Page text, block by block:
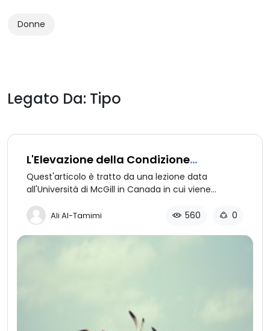
Donne
Legato Da: Tipo
L'Elevazione della Condizione
Femminile (2 di 5): Tra due Estremi
Quest'articolo è tratto da una lezione data
all'Università di McGill in Canada in cui viene
della donna. Seconda Parte: La presa di posizione
odierna dell'Occidente come reazione ad una
Ali Al-Tamimi 560 0